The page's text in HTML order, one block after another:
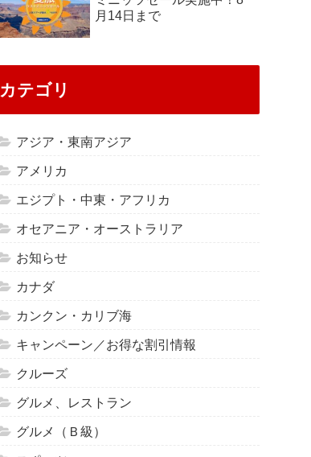
月14日まで
カテゴリ
アジア・東南アジア
アメリカ
エジプト・中東・アフリカ
オセアニア・オーストラリア
お知らせ
カナダ
カンクン・カリブ海
キャンペーン／お得な割引情報
クルーズ
グルメ、レストラン
グルメ（Ｂ級）